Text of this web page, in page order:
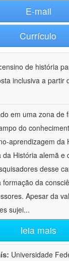
E-mail
Currículo
ensino de história
inclusiva a partir
em uma zona de
do
aprendizagem da
História alemã e
desse
da
Apesar da
sujei...
leia mais
Universidade